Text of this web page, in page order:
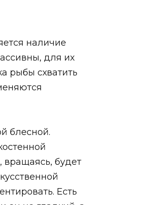
наличие
для их
рыбы схватить
блесной.
вращаясь, будет
Есть